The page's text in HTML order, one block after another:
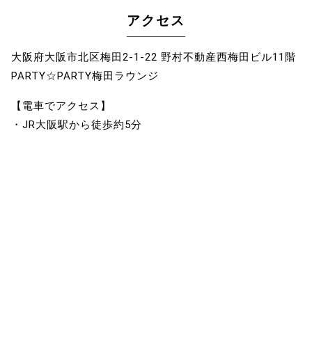
アクセス
大阪府大阪市北区梅田2-1-22 野村不動産西梅田ビル11階
PARTY☆PARTY梅田ラウンジ
【電車でアクセス】
・JR大阪駅から徒歩約5分